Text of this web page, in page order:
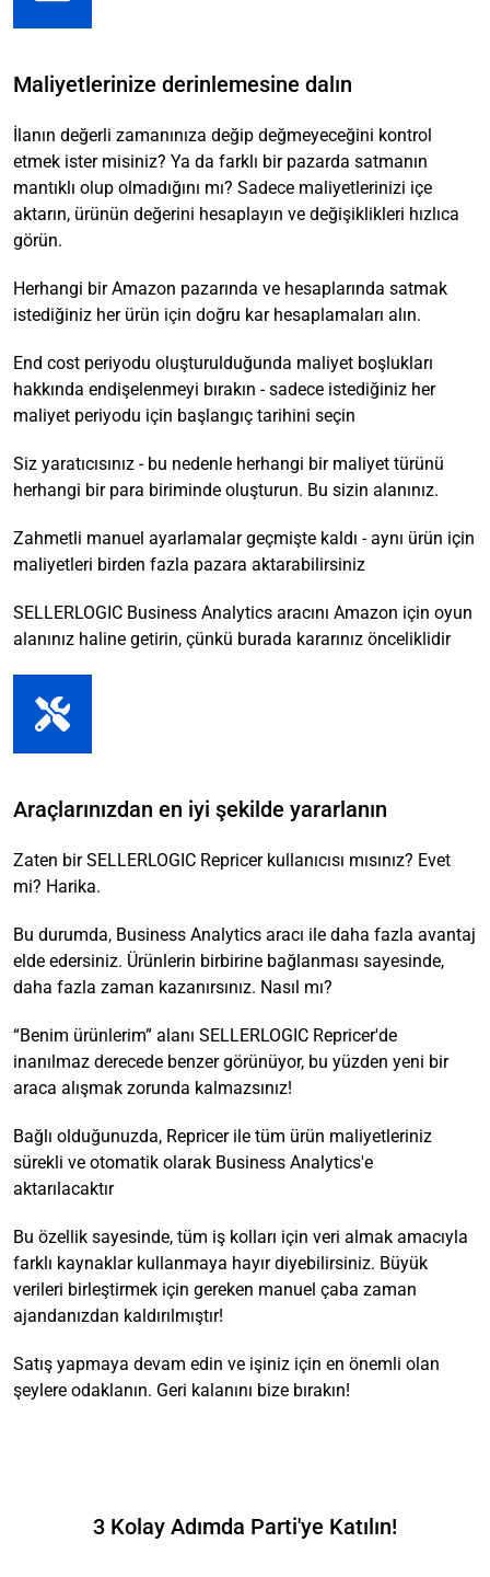
Maliyetlerinize derinlemesine dalın
İlanın değerli zamanınıza değip değmeyeceğini kontrol
etmek ister misiniz? Ya da farklı bir pazarda satmanın
mantıklı olup olmadığını mı? Sadece maliyetlerinizi içe
aktarın, ürünün değerini hesaplayın ve değişiklikleri hızlıca
görün.
Herhangi bir Amazon pazarında ve hesaplarında satmak
istediğiniz her ürün için doğru kar hesaplamaları alın.
End cost periyodu oluşturulduğunda maliyet boşlukları
hakkında endişelenmeyi bırakın - sadece istediğiniz her
maliyet periyodu için başlangıç tarihini seçin
Siz yaratıcısınız - bu nedenle herhangi bir maliyet türünü
herhangi bir para biriminde oluşturun. Bu sizin alanınız.
Zahmetli manuel ayarlamalar geçmişte kaldı - aynı ürün için
maliyetleri birden fazla pazara aktarabilirsiniz
SELLERLOGIC Business Analytics aracını Amazon için oyun
alanınız haline getirin, çünkü burada kararınız önceliklidir
Araçlarınızdan en iyi şekilde yararlanın
Zaten bir SELLERLOGIC Repricer kullanıcısı mısınız? Evet
mi? Harika.
Bu durumda, Business Analytics aracı ile daha fazla avantaj
elde edersiniz. Ürünlerin birbirine bağlanması sayesinde,
daha fazla zaman kazanırsınız. Nasıl mı?
“Benim ürünlerim” alanı SELLERLOGIC Repricer'de
inanılmaz derecede benzer görünüyor, bu yüzden yeni bir
araca alışmak zorunda kalmazsınız!
Bağlı olduğunuzda, Repricer ile tüm ürün maliyetleriniz
sürekli ve otomatik olarak Business Analytics'e
aktarılacaktır
Bu özellik sayesinde, tüm iş kolları için veri almak amacıyla
farklı kaynaklar kullanmaya hayır diyebilirsiniz. Büyük
verileri birleştirmek için gereken manuel çaba zaman
ajandanızdan kaldırılmıştır!
Satış yapmaya devam edin ve işiniz için en önemli olan
şeylere odaklanın. Geri kalanını bize bırakın!
3 Kolay Adımda Parti'ye Katılın!